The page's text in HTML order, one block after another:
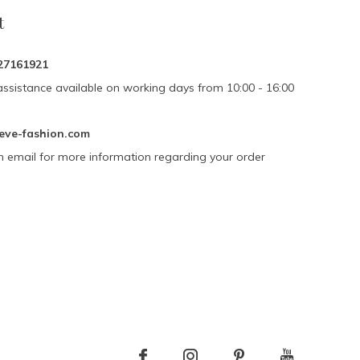
available on working days from 10:00 - 16:00
fashion.com
email for more information regarding your order